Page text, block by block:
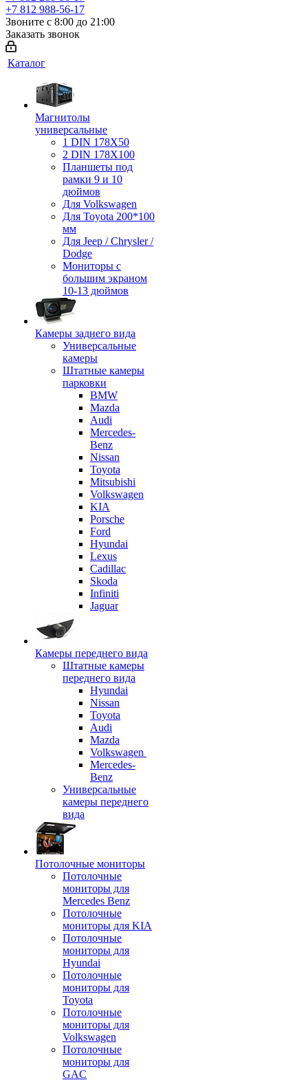
+7 812 988-56-17
Звоните с 8:00 до 21:00
Заказать звонок
Каталог
Магнитолы
универсальные
1 DIN 178X50
2 DIN 178X100
Планшеты под
рамки 9 и 10
дюймов
Для Volkswagen
Для Toyota 200*100
мм
Для Jeep / Chrysler /
Dodge
Мониторы с
большим экраном
10-13 дюймов
Камеры заднего вида
Универсальные
камеры
Штатные камеры
парковки
BMW
Mazda
Audi
Mercedes-
Benz
Nissan
Toyota
Mitsubishi
Volkswagen
KIA
Porsche
Ford
Hyundai
Lexus
Cadillac
Skoda
Infiniti
Jaguar
Камеры переднего вида
Штатные камеры
переднего вида
Hyundai
Nissan
Toyota
Audi
Mazda
Volkswagen
Mercedes-
Benz
Универсальные
камеры переднего
вида
Потолочные мониторы
Потолочные
мониторы для
Mercedes Benz
Потолочные
мониторы для KIA
Потолочные
мониторы для
Hyundai
Потолочные
мониторы для
Toyota
Потолочные
мониторы для
Volkswagen
Потолочные
мониторы для
GAC